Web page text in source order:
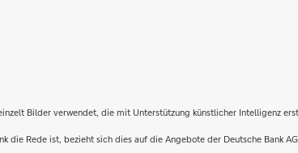
Bilder verwendet, die mit Unterstützung künstlicher Intelligenz
die Rede ist, bezieht sich dies auf die Angebote der Deutsche Bank